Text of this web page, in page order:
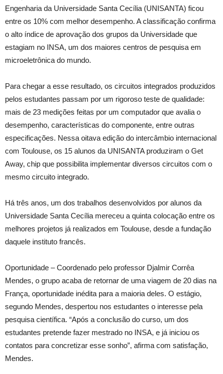
Engenharia da Universidade Santa Cecília (UNISANTA) ficou
entre os 10% com melhor desempenho. A classificação confirma
o alto índice de aprovação dos grupos da Universidade que
estagiam no INSA, um dos maiores centros de pesquisa em
microeletrônica do mundo.
Para chegar a esse resultado, os circuitos integrados produzidos
pelos estudantes passam por um rigoroso teste de qualidade:
mais de 23 medições feitas por um computador que avalia o
desempenho, características do componente, entre outras
especificações. Nessa oitava edição do intercâmbio internacional
com Toulouse, os 15 alunos da UNISANTA produziram o Get
Away, chip que possibilita implementar diversos circuitos com o
mesmo circuito integrado.
Há três anos, um dos trabalhos desenvolvidos por alunos da
Universidade Santa Cecília mereceu a quinta colocação entre os
melhores projetos já realizados em Toulouse, desde a fundação
daquele instituto francês.
Oportunidade – Coordenado pelo professor Djalmir Corrêa
Mendes, o grupo acaba de retornar de uma viagem de 20 dias na
França, oportunidade inédita para a maioria deles. O estágio,
segundo Mendes, despertou nos estudantes o interesse pela
pesquisa científica. “Após a conclusão do curso, um dos
estudantes pretende fazer mestrado no INSA, e já iniciou os
contatos para concretizar esse sonho”, afirma com satisfação,
Mendes.